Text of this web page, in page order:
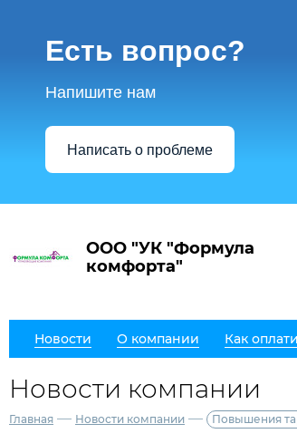
Есть вопрос?
Напишите нам
Написать о проблеме
ООО "УК "Формула
комфорта"
Новости О компании Как
Новости компании
Главная — Новости компании — Повышения